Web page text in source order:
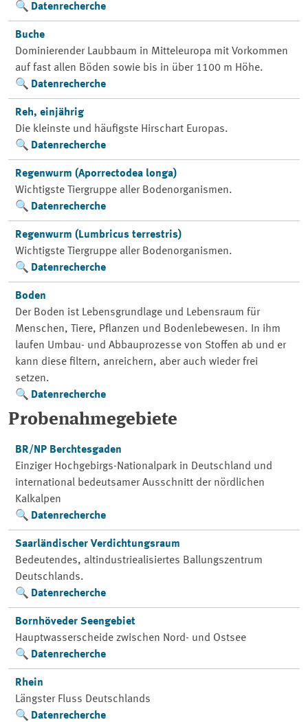
Datenrecherche
Buche
Dominierender Laubbaum in Mitteleuropa mit Vorkommen
auf fast allen Böden sowie bis in über 1100 m Höhe.
Datenrecherche
Reh, einjährig
Die kleinste und häufigste Hirschart Europas.
Datenrecherche
Regenwurm (Aporrectodea longa)
Wichtigste Tiergruppe aller Bodenorganismen.
Datenrecherche
Regenwurm (Lumbricus terrestris)
Wichtigste Tiergruppe aller Bodenorganismen.
Datenrecherche
Boden
Der Boden ist Lebensgrundlage und Lebensraum für
Menschen, Tiere, Pflanzen und Bodenlebewesen. In ihm
laufen Umbau- und Abbauprozesse von Stoffen ab und er
kann diese filtern, anreichern, aber auch wieder frei
setzen.
Datenrecherche
Probenahmegebiete
BR/NP Berchtesgaden
Einziger Hochgebirgs-Nationalpark in Deutschland und
international bedeutsamer Ausschnitt der nördlichen
Kalkalpen
Datenrecherche
Saarländischer Verdichtungsraum
Bedeutendes, altindustriealisiertes Ballungszentrum
Deutschlands.
Datenrecherche
Bornhöveder Seengebiet
Hauptwasserscheide zwischen Nord- und Ostsee
Datenrecherche
Rhein
Längster Fluss Deutschlands
Datenrecherche